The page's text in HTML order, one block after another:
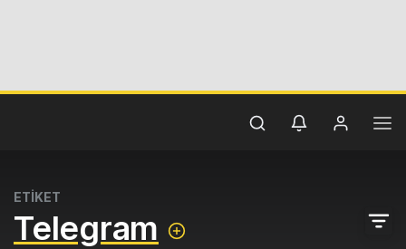
ETİKET
Telegram